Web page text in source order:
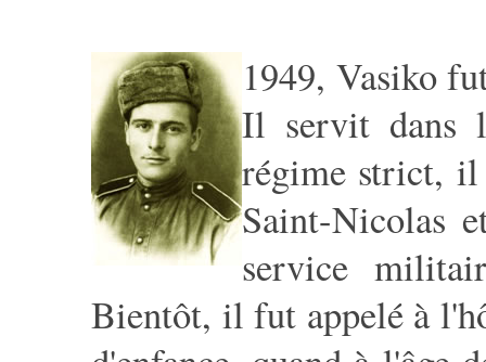
1949, Vasiko
Il servit dans
régime strict, il
Saint-Nicolas
service
Bientôt, il fut appelé à